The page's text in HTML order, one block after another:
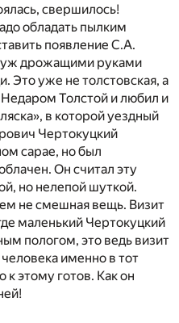
свершилось!
обладать пылким
появление С.А.
дрожащими руками
Это уже не толстовская, а
Недаром Толстой и любил и
в которой уездный
Чертокуцкий
сарае, но был
Он считал эту
но нелепой шуткой.
не смешная вещь. Визит
маленький Чертокуцкий
пологом, это ведь визит
именно в тот
к этому готов. Как он